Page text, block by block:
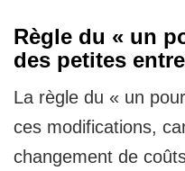
Règle du « un
des petites
La règle du « un
ces modifications,
changement de